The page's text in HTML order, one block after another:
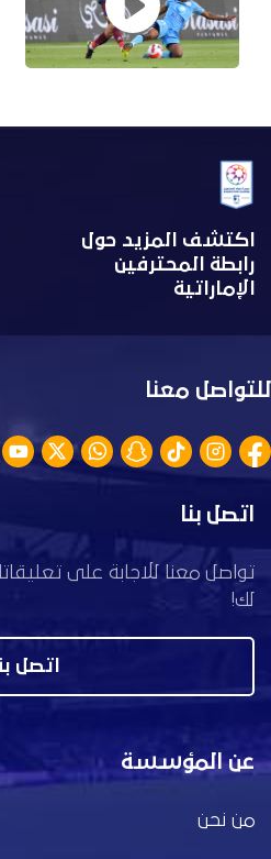
اكتشف المزيد حول
رابطة المحترفين
الإماراتية
للتواصل معنا
اتصل بنا
تواصل معنا للاجابة على
لك!
اتصل
عن المؤسسة
من نحن